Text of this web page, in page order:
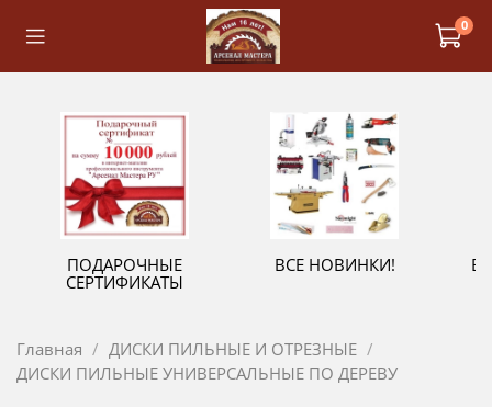
0
ПОДАРОЧНЫЕ
СЕРТИФИКАТЫ
ВСЕ НОВИНКИ!
Главная
ДИСКИ ПИЛЬНЫЕ И ОТРЕЗНЫЕ
ДИСКИ ПИЛЬНЫЕ УНИВЕРСАЛЬНЫЕ ПО ДЕРЕВУ